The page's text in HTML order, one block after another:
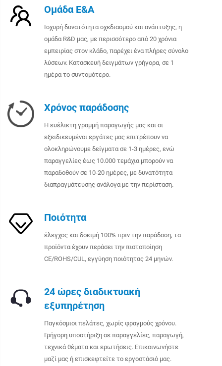
Ομάδα Ε&Α
Ισχυρή δυνατότητα σχεδιασμού και ανάπτυξης, η
ομάδα R&D μας, με περισσότερο από 20 χρόνια
εμπειρίας στον κλάδο, παρέχει ένα πλήρες σύνολο
λύσεων. Κατασκευή δειγμάτων γρήγορα, σε 1
ημέρα το συντομότερο.
Χρόνος παράδοσης
Η ευέλικτη γραμμή παραγωγής μας και οι
εξειδικευμένοι εργάτες μας επιτρέπουν να
ολοκληρώνουμε δείγματα σε 1-3 ημέρες, ενώ
παραγγελίες έως 10.000 τεμάχια μπορούν να
παραδοθούν σε 10-20 ημέρες, με δυνατότητα
διαπραγμάτευσης ανάλογα με την περίσταση.
Ποιότητα
έλεγχος και δοκιμή 100% πριν την παράδοση, τα
προϊόντα έχουν περάσει την πιστοποίηση
CE/ROHS/CUL, εγγύηση ποιότητας 24 μηνών.
24 ώρες διαδικτυακή
εξυπηρέτηση
Παγκόσμιοι πελάτες, χωρίς φραγμούς χρόνου.
Γρήγορη υποστήριξη σε παραγγελίες, παραγωγή,
τεχνικά θέματα και ερωτήσεις. Επικοινωνήστε
μαζί μας ή επισκεφτείτε το εργοστάσιό μας.